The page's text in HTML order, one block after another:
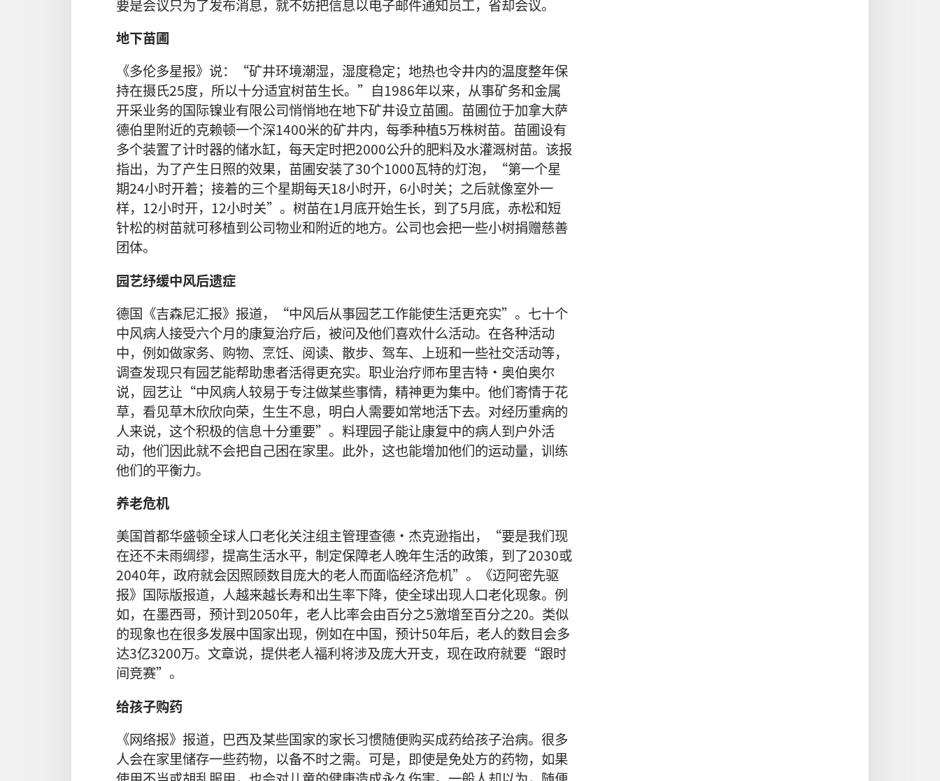
要是会议只为了发布消息，就不妨把信息以电子邮件通知员工，省却会议。
地下苗圃
《多伦多星报》说：“矿井环境潮湿，湿度稳定；地热也令井内的温度整年保
持在摄氏25度，所以十分适宜树苗生长。”自1986年以来，从事矿务和金属
开采业务的国际镍业有限公司悄悄地在地下矿井设立苗圃。苗圃位于加拿大萨
德伯里附近的克赖顿一个深1400米的矿井内，每季种植5万株树苗。苗圃设有
多个装置了计时器的储水缸，每天定时把2000公升的肥料及水灌溉树苗。该报
指出，为了产生日照的效果，苗圃安装了30个1000瓦特的灯泡，“第一个星
期24小时开着；接着的三个星期每天18小时开，6小时关；之后就像室外一
样，12小时开，12小时关”。树苗在1月底开始生长，到了5月底，赤松和短
针松的树苗就可移植到公司物业和附近的地方。公司也会把一些小树捐赠慈善
团体。
园艺纾缓中风后遗症
德国《吉森尼汇报》报道，“中风后从事园艺工作能使生活更充实”。七十个
中风病人接受六个月的康复治疗后，被问及他们喜欢什么活动。在各种活动
中，例如做家务、购物、烹饪、阅读、散步、驾车、上班和一些社交活动等，
调查发现只有园艺能帮助患者活得更充实。职业治疗师布里吉特·奥伯奥尔
说，园艺让“中风病人较易于专注做某些事情，精神更为集中。他们寄情于花
草，看见草木欣欣向荣，生生不息，明白人需要如常地活下去。对经历重病的
人来说，这个积极的信息十分重要”。料理园子能让康复中的病人到户外活
动，他们因此就不会把自己困在家里。此外，这也能增加他们的运动量，训练
他们的平衡力。
养老危机
美国首都华盛顿全球人口老化关注组主管理查德·杰克逊指出，“要是我们现
在还不未雨绸缪，提高生活水平，制定保障老人晚年生活的政策，到了2030或
2040年，政府就会因照顾数目庞大的老人而面临经济危机”。《迈阿密先驱
报》国际版报道，人越来越长寿和出生率下降，使全球出现人口老化现象。例
如，在墨西哥，预计到2050年，老人比率会由百分之5激增至百分之20。类似
的现象也在很多发展中国家出现，例如在中国，预计50年后，老人的数目会多
达3亿3200万。文章说，提供老人福利将涉及庞大开支，现在政府就要“跟时
间竞赛”。
给孩子购药
《网络报》报道，巴西及某些国家的家长习惯随便购买成药给孩子治病。很多
人会在家里储存一些药物，以备不时之需。可是，即使是免处方的药物，如果